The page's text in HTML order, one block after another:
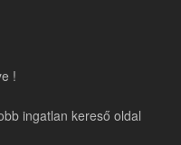
!
ingatlan kereső oldal